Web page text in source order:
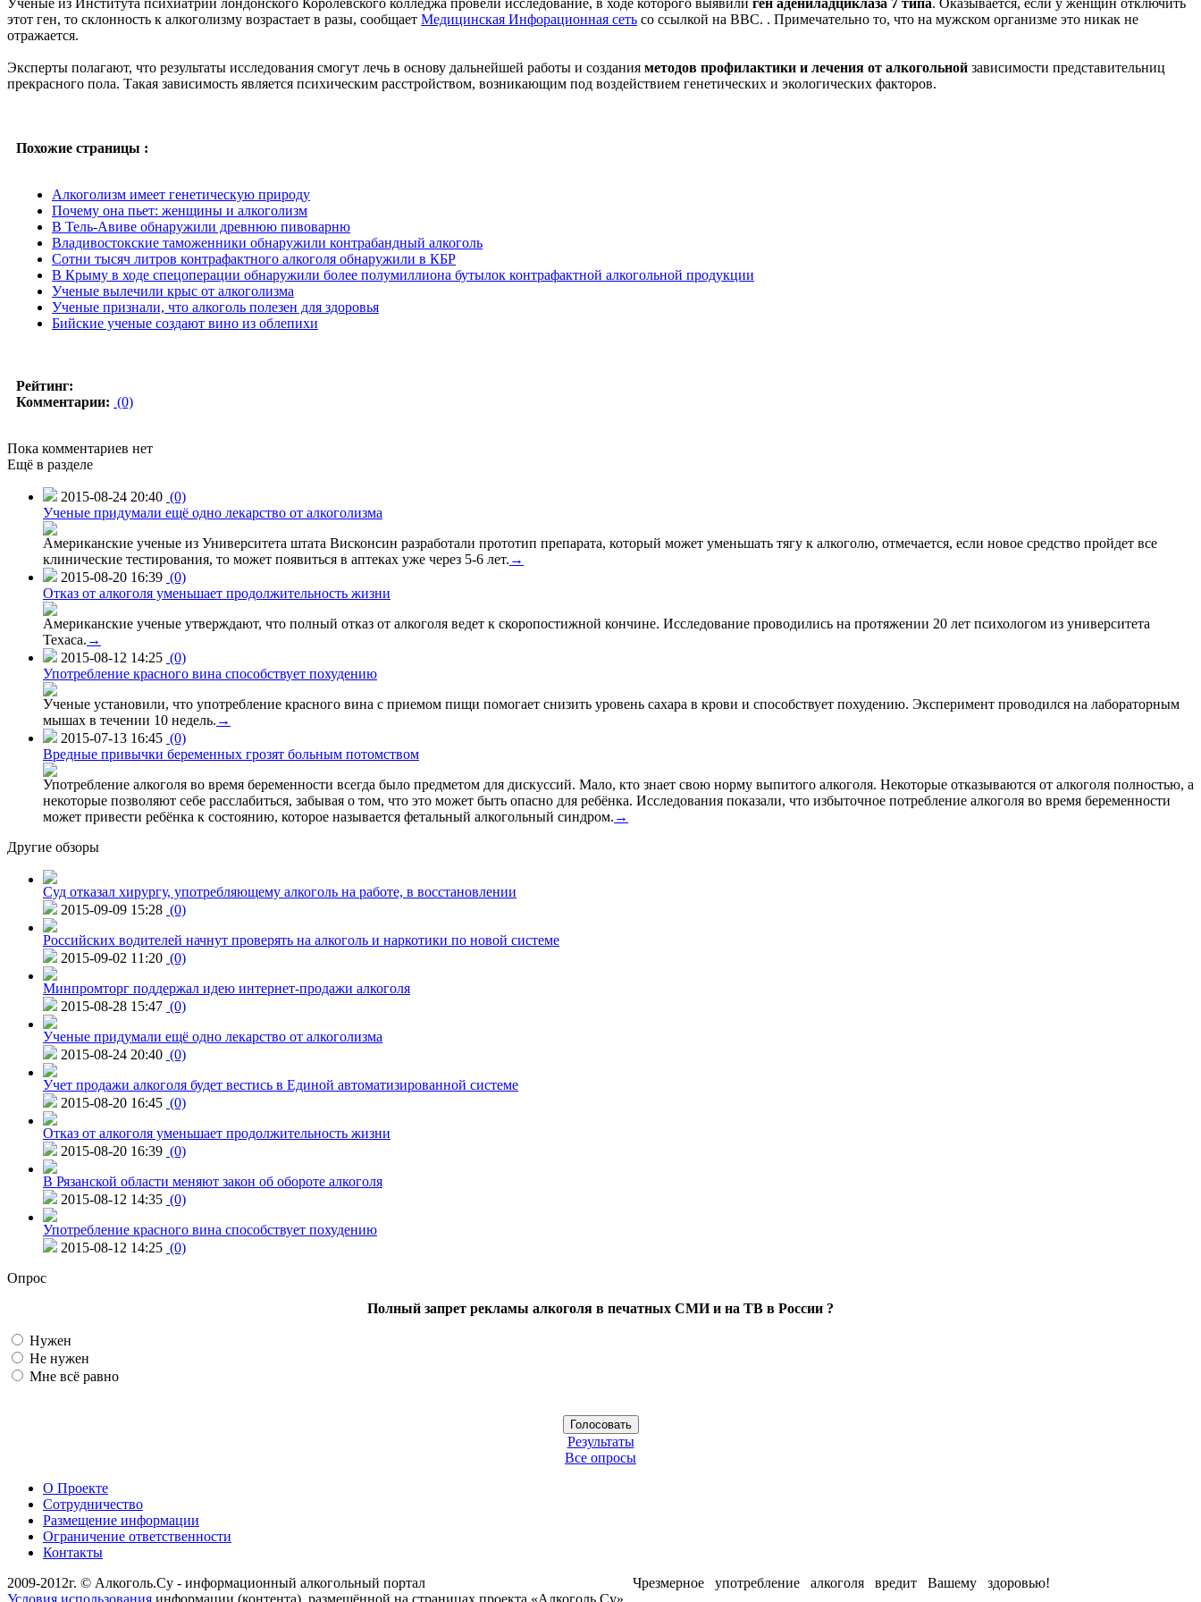
этот ген, то склонность к алкоголизму возрастает в разы, сообщает Медицинская Инфорационная сеть со ссылкой на ВВС. . Примечательно то, что на мужском организме это никак не
отражается.
Эксперты полагают, что результаты исследования смогут лечь в основу дальнейшей работы и создания методов профилактики и лечения от алкогольной зависимости представительниц
прекрасного пола. Такая зависимость является психическим расстройством, возникающим под воздействием генетических и экологических факторов.
Похожие страницы :
Алкоголизм имеет генетическую природу
Почему она пьет: женщины и алкоголизм
В Тель-Авиве обнаружили древнюю пивоварню
Владивостокские таможенники обнаружили контрабандный алкоголь
Сотни тысяч литров контрафактного алкоголя обнаружили в КБР
В Крыму в ходе спецоперации обнаружили более полумиллиона бутылок контрафактной алкогольной продукции
Ученые вылечили крыс от алкоголизма
Ученые признали, что алкоголь полезен для здоровья
Бийские ученые создают вино из облепихи
Рейтинг:
Комментарии: (0)
Пока комментариев нет
Ещё в разделе
2015-08-24 20:40 (0)
Ученые придумали ещё одно лекарство от алкоголизма
Американские ученые из Университета штата Висконсин разработали прототип препарата, который может уменьшать тягу к алкоголю, отмечается, если новое средство пройдет все
клинические тестирования, то может появиться в аптеках уже через 5-6 лет. →
2015-08-20 16:39 (0)
Отказ от алкоголя уменьшает продолжительность жизни
Американские ученые утверждают, что полный отказ от алкоголя ведет к скоропостижной кончине. Исследование проводились на протяжении 20 лет психологом из университета
Техаса. →
2015-08-12 14:25 (0)
Употребление красного вина способствует похудению
Ученые установили, что употребление красного вина с приемом пищи помогает снизить уровень сахара в крови и способствует похудению. Эксперимент проводился на лабораторным
мышах в течении 10 недель. →
2015-07-13 16:45 (0)
Вредные привычки беременных грозят больным потомством
Употребление алкоголя во время беременности всегда было предметом для дискуссий. Мало, кто знает свою норму выпитого алкоголя. Некоторые отказываются от алкоголя полностью, а
некоторые позволяют себе расслабиться, забывая о том, что это может быть опасно для ребёнка. Исследования показали, что избыточное потребление алкоголя во время беременности
может привести ребёнка к состоянию, которое называется фетальный алкогольный синдром. →
Другие обзоры
Суд отказал хирургу, употребляющему алкоголь на работе, в восстановлении
2015-09-09 15:28 (0)
Российских водителей начнут проверять на алкоголь и наркотики по новой системе
2015-09-02 11:20 (0)
Минпромторг поддержал идею интернет-продажи алкоголя
2015-08-28 15:47 (0)
Ученые придумали ещё одно лекарство от алкоголизма
2015-08-24 20:40 (0)
Учет продажи алкоголя будет вестись в Единой автоматизированной системе
2015-08-20 16:45 (0)
Отказ от алкоголя уменьшает продолжительность жизни
2015-08-20 16:39 (0)
В Рязанской области меняют закон об обороте алкоголя
2015-08-12 14:35 (0)
Употребление красного вина способствует похудению
2015-08-12 14:25 (0)
Опрос
Полный запрет рекламы алкоголя в печатных СМИ и на ТВ в России ?
Нужен
Не нужен
Мне всё равно
Результаты
Все опросы
О Проекте
Сотрудничество
Размещение информации
Ограничение ответственности
Контакты
2009-2012г. © Алкоголь.Су - информационный алкогольный портал
Условия использования информации (контента), размещённой на страницах проекта «Алкоголь.Су»
Чрезмерное употребление алкоголя вредит Вашему здоровью!